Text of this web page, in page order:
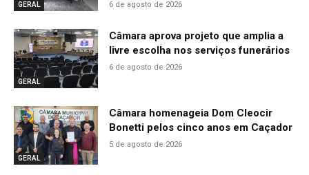
GERAL 6 de agosto de 2026
GERAL
Câmara aprova projeto que amplia a
livre escolha nos serviços funerários
6 de agosto de 2026
GERAL
Câmara homenageia Dom Cleocir
Bonetti pelos cinco anos em Caçador
5 de agosto de 2026